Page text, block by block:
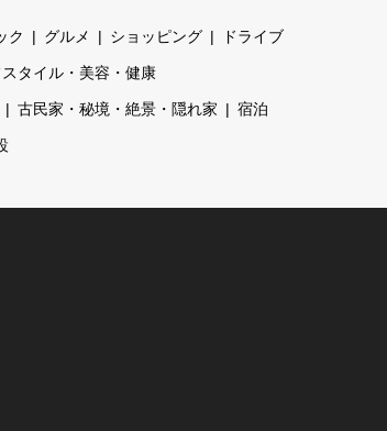
ク グルメ ショッピング ドライブ
タイル・美容・健康
古民家・秘境・絶景・隠れ家 宿泊